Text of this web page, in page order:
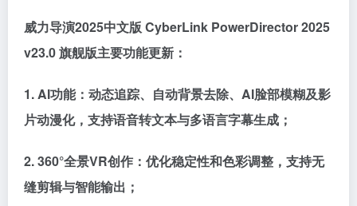
威力导演2025中文版 CyberLink PowerDirector 2025
v23.0 旗舰版主要功能更新：
1. AI功能：动态追踪、自动背景去除、AI脸部模糊及影
片动漫化，支持语音转文本与多语言字幕生成；
2. 360°全景VR创作：优化稳定性和色彩调整，支持无
缝剪辑与智能输出；